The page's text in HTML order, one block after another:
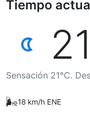
Tiempo
Sensación 21°C.
🌬️18 km/h ENE